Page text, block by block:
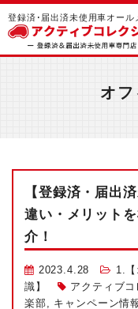
登録済･届出済未使用車オー
オ
【登録済・届出
違い・メリット
介！
2023.4.28 1.【
識】
アクティブ
楽部, キャンペーン情